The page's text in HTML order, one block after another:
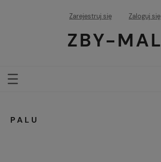
Zarejestruj się Zaloguj się
ZBY-MAL
PALU